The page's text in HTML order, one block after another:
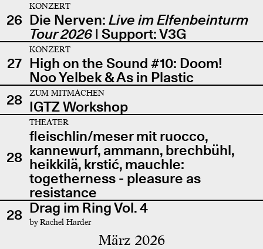
26
KONZERT
Die Nerven: Live im Elfenbeinturm
Tour 2026| Support: V3G
27
KONZERT
High on the Sound #10: Doom!
Noo Yelbek & As in Plastic
28
ZUM MITMACHEN
IGTZ Workshop
28
THEATER
fleischlin/meser mit ruocco,
kannewurf, ammann, brechbühl,
heikkilä, krstić, mauchle:
togetherness - pleasure as
resistance
28 Drag im Ring Vol. 4
by Rachel Harder
März 2026